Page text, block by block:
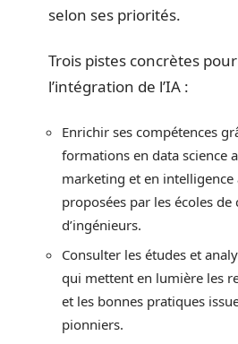
selon ses priorités.
Trois pistes concrètes
l’intégration de l’IA :
Enrichir ses compétences
formations en data science
marketing et en intelligence
proposées par les écoles de
d’ingénieurs.
Consulter les études et
qui mettent en lumière les
et les bonnes pratiques
pionniers.